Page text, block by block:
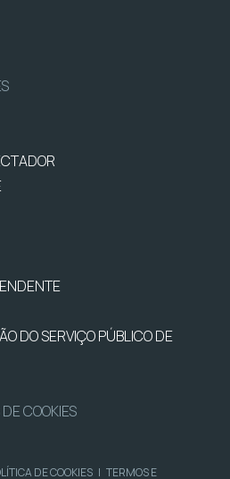
DO SERVIÇO PÚBLICO DE
COOKIES
DE COOKIES | TERMOS E